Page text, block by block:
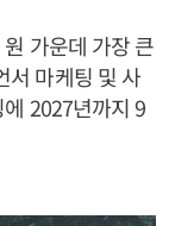
가운데 가장 큰
서 마케팅 및 사
2027년까지 9